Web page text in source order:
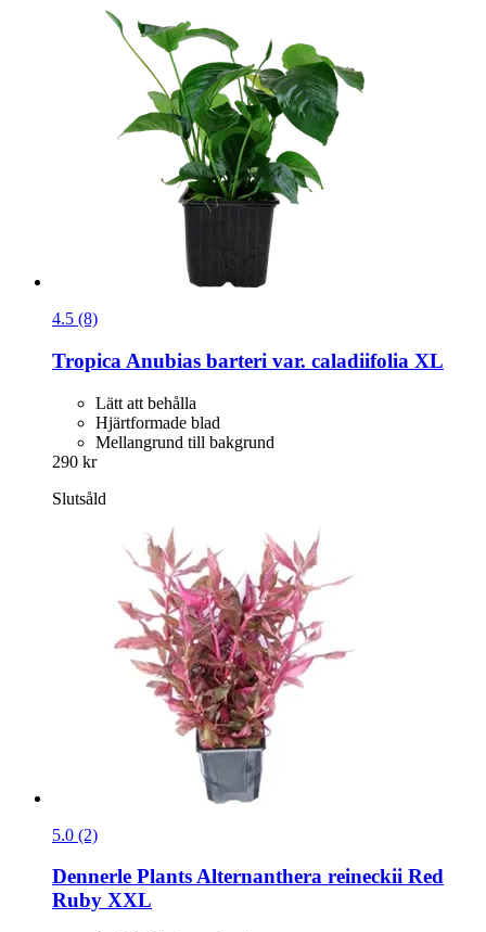
4.5 (8)
Tropica Anubias barteri var. caladiifolia XL
Lätt att behålla
Hjärtformade blad
Mellangrund till bakgrund
290 kr
Slutsåld
5.0 (2)
Dennerle PlantsAlternanthera reineckii Red
Ruby XXL